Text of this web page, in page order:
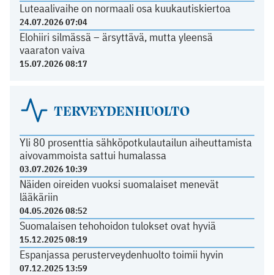
Luteaalivaihe on normaali osa kuukautiskiertoa
24.07.2026 07:04
Elohiiri silmässä – ärsyttävä, mutta yleensä
vaaraton vaiva
15.07.2026 08:17
TERVEYDENHUOLTO
Yli 80 prosenttia sähköpotkulautailun aiheuttamista
aivovammoista sattui humalassa
03.07.2026 10:39
Näiden oireiden vuoksi suomalaiset menevät
lääkäriin
04.05.2026 08:52
Suomalaisen tehohoidon tulokset ovat hyviä
15.12.2025 08:19
Espanjassa perusterveydenhuolto toimii hyvin
07.12.2025 13:59